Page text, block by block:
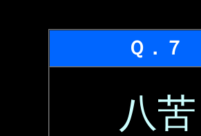
Ｑ．７
八苦